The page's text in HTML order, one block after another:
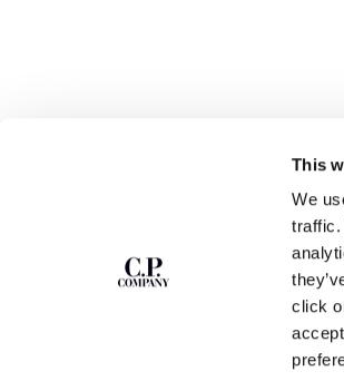
This
We
traffic.
click
ISCRIVITI ALLA
NEWSLETTER
Entra nella nostra community e accedi a
contenuti esclusivi, anteprime e offerte
riservate. Per te, subito 10% di sconto sul